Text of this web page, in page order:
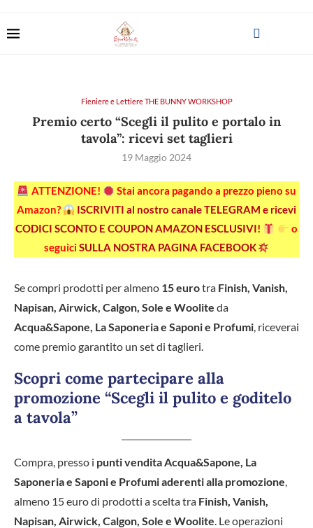
Fieniere e Lettiere THE BUNNY WORKSHOP
Premio certo “Scegli il pulito e portalo in
tavola”: ricevi set taglieri
19 Maggio 2024
ATTENZIONE!
Stai ancora pagando a prezzo pieno su
Amazon?
ISCRIVITI al nostro canale TELEGRAM e ricevi
CODICI SCONTO E COUPON AMAZON ESCLUSIVI!
o
seguiciSULLA NOSTRA PAGINA FACEBOOK
Se compri prodotti per almeno 15 eurotra Finish, Vanish,
Napisan, Airwick, Calgon, Sole e Woolite da
Acqua&Sapone, La Saponeria e Saponi e Profumi, riceverai
come premio garantito un set di taglieri.
Scopri come partecipare alla
promozione “Scegli il pulito e goditelo
a tavola”
Compra, presso i punti vendita Acqua&Sapone, La
Saponeria e Saponi e Profumiaderenti alla promozione,
almeno 15 euro di prodotti a scelta tra Finish, Vanish,
Napisan, Airwick, Calgon, Sole e Woolite. Le operazioni